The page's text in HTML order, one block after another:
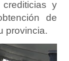
y
de
provincia.